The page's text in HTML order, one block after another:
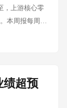
港上市流程。
品量产到真
不满，也引
，上游核心零
本周报每周系
：WAIC
⬆️ 景气上
传感器进入
绩超预